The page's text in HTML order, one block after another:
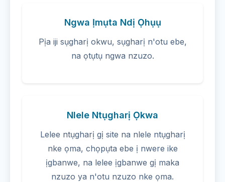
Ngwa Ịmụta Ndị Ọhụụ
Pịa iji sụgharị okwu, sụgharị n'otu ebe,
na ọtụtụ ngwa nzuzo.
Nlele Ntụgharị Ọkwa
Lelee ntụgharị gị site na nlele ntụgharị
nke ọma, chọpụta ebe ị nwere ike
ịgbanwe, na lelee ịgbanwe gị maka
nzuzo ya n'otu nzuzo nke ọma.